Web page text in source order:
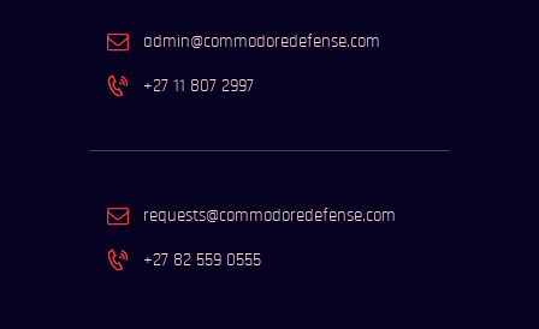
admin@commodoredefense.com
+27 11 807 2997
requests@commodoredefense.com
+27 82 559 0555